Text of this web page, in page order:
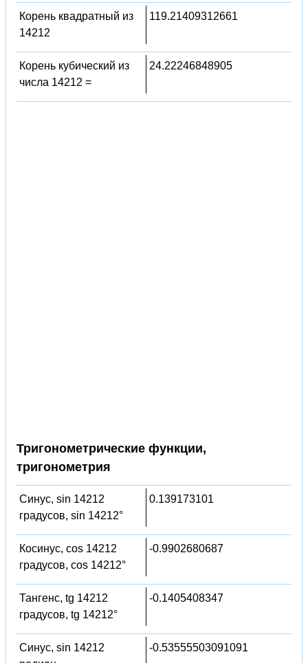
Корень квадратный из
14212
119.21409312661
Корень кубический из
числа 14212 =
24.22246848905
Тригонометрические функции,
тригонометрия
Синус, sin 14212
градусов, sin 14212°
0.139173101
Косинус, cos 14212
градусов, cos 14212°
-0.9902680687
Тангенс, tg 14212
градусов, tg 14212°
-0.1405408347
Синус, sin 14212
-0.53555503091091